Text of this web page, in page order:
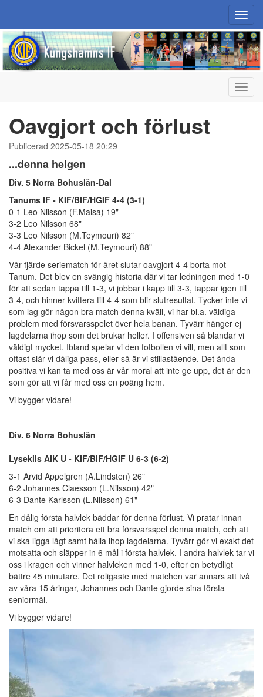
Oavgjort och förlust
Publicerad 2025-05-18 20:29
...denna helgen
Div. 5 Norra Bohuslän-Dal
Tanums IF - KIF/BIF/HGIF 4-4 (3-1)
0-1 Leo Nilsson (F.Maisa) 19"
3-2 Leo Nilsson 68"
3-3 Leo Nilsson (M.Teymouri) 82"
4-4 Alexander Bickel (M.Teymouri) 88"
Vår fjärde seriematch för året slutar oavgjort 4-4 borta mot
Tanum. Det blev en svängig historia där vi tar ledningen med 1-0
för att sedan tappa till 1-3, vi jobbar i kapp till 3-3, tappar igen till
3-4, och hinner kvittera till 4-4 som blir slutresultat. Tycker inte vi
som lag gör någon bra match denna kväll, vi har bl.a. väldiga
problem med försvarsspelet över hela banan. Tyvärr hänger ej
lagdelarna ihop som det brukar heller. I offensiven så blandar vi
väldigt mycket. Ibland spelar vi den fotbollen vi vill, men allt som
oftast slår vi dåliga pass, eller så är vi stillastående. Det ända
positiva vi kan ta med oss är vår moral att inte ge upp, det är den
som gör att vi får med oss en poäng hem.
Vi bygger vidare!
Div. 6 Norra Bohuslän
Lysekils AIK U - KIF/BIF/HGIF U 6-3 (6-2)
3-1 Arvid Appelgren (A.Lindsten) 26"
6-2 Johannes Claesson (L.Nilsson) 42"
6-3 Dante Karlsson (L.Nilsson) 61"
En dålig första halvlek bäddar för denna förlust. Vi pratar innan
match om att prioritera ett bra försvarsspel denna match, och att
vi ska ligga lågt samt hålla ihop lagdelarna. Tyvärr gör vi exakt det
motsatta och släpper in 6 mål i första halvlek. I andra halvlek tar vi
oss i kragen och vinner halvleken med 1-0, efter en betydligt
bättre 45 minutare. Det roligaste med matchen var annars att två
av våra 15 åringar, Johannes och Dante gjorde sina första
seniormål.
Vi bygger vidare!